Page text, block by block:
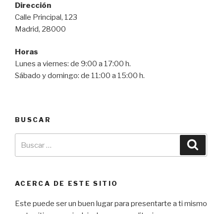
Dirección
Calle Principal, 123
Madrid, 28000
Horas
Lunes a viernes: de 9:00 a 17:00 h.
Sábado y domingo: de 11:00 a 15:00 h.
BUSCAR
ACERCA DE ESTE SITIO
Este puede ser un buen lugar para presentarte a ti mismo